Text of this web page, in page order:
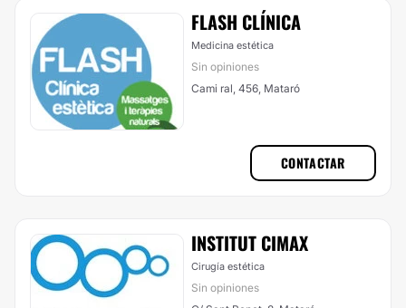
FLASH CLÍNICA
Medicina estética
Sin opiniones
Cami ral, 456, Mataró
CONTACTAR
INSTITUT CIMAX
Cirugía estética
Sin opiniones